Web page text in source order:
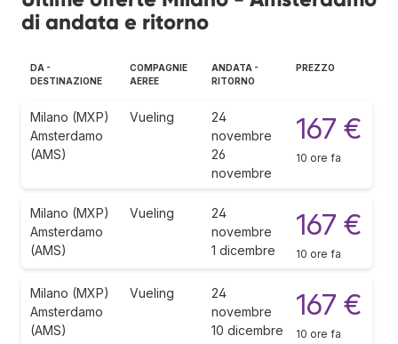
di andata e ritorno
DA -
DESTINAZIONE
COMPAGNIE
AEREE
ANDATA -
RITORNO
PREZZO
Milano (MXP)
Amsterdamo
(AMS)
Vueling
24
novembre
26
novembre
167 €
10 ore fa
Milano (MXP)
Amsterdamo
(AMS)
Vueling
24
novembre
1 dicembre
167 €
10 ore fa
Milano (MXP)
Amsterdamo
(AMS)
Vueling
24
novembre
10 dicembre
167 €
10 ore fa